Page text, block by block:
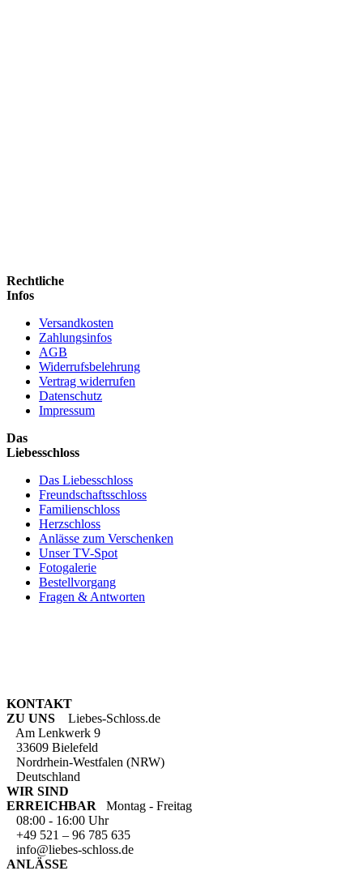
Rechtliche
Infos
Versandkosten
Zahlungsinfos
AGB
Widerrufsbelehrung
Vertrag widerrufen
Datenschutz
Impressum
Das
Liebesschloss
Das Liebesschloss
Freundschaftsschloss
Familienschloss
Herzschloss
Anlässe zum Verschenken
Unser TV-Spot
Fotogalerie
Bestellvorgang
Fragen & Antworten
KONTAKT
ZU UNS
Liebes-Schloss.de
Am Lenkwerk 9
33609 Bielefeld
Nordrhein-Westfalen (NRW)
Deutschland
WIR SIND
ERREICHBAR
Montag - Freitag
08:00 - 16:00 Uhr
+49 521 – 96 785 635
info@liebes-schloss.de
ANLÄSSE